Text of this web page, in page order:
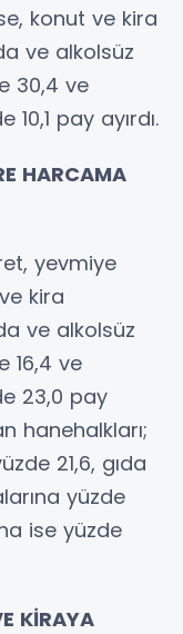
konut ve kira
ve alkolsüz
30,4 ve
pay ayırdı.
HARCAMA
yevmiye
kira
ve alkolsüz
16,4 ve
23,0 pay
hanehalkları;
21,6, gıda
yüzde
ise yüzde
KİRAYA